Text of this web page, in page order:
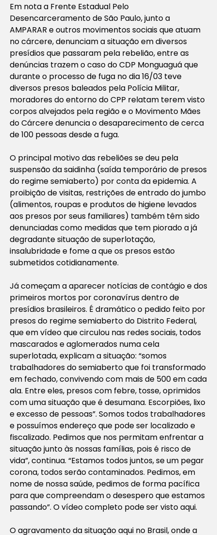
Em nota a Frente Estadual Pelo
Desencarceramento de São Paulo, junto a
AMPARAR e outros movimentos sociais que atuam
no cárcere, denunciam a situação em diversos
presídios que passaram pela rebelião, entre as
denúncias trazem o caso do CDP Monguaguá que
durante o processo de fuga no dia 16/03 teve
diversos presos baleados pela Polícia Militar,
moradores do entorno do CPP relatam terem visto
corpos alvejados pela região e o Movimento Mães
do Cárcere denuncia o desaparecimento de cerca
de 100 pessoas desde a fuga.
O principal motivo das rebeliões se deu pela
suspensão da saidinha (saída temporário de presos
do regime semiaberto) por conta da epidemia. A
proibição de visitas, restrições de entrado do jumbo
(alimentos, roupas e produtos de higiene levados
aos presos por seus familiares) também têm sido
denunciadas como medidas que tem piorado a já
degradante situação de superlotação,
insalubridade e fome a que os presos estão
submetidos cotidianamente.
Já começam a aparecer notícias de contágio e dos
primeiros mortos por coronavírus dentro de
presídios brasileiros. É dramático o pedido feito por
presos do regime semiaberto do Distrito Federal,
que em vídeo que circulou nas redes sociais, todos
mascarados e aglomerados numa cela
superlotada, explicam a situação: “somos
trabalhadores do semiaberto que foi transformado
em fechado, convivendo com mais de 500 em cada
ala. Entre eles, presos com febre, tosse, oprimidos
com uma situação que é desumana. Escorpiões, lixo
e excesso de pessoas”. Somos todos trabalhadores
e possuímos endereço que pode ser localizado e
fiscalizado. Pedimos que nos permitam enfrentar a
situação junto às nossas famílias, pois é risco de
vida”, continua. “Estamos todos juntos, se um pegar
corona, todos serão contaminados. Pedimos, em
nome de nossa saúde, pedimos de forma pacífica
para que compreendam o desespero que estamos
passando”. O vídeo completo pode ser visto aqui.
O agravamento da situação aqui no Brasil, onde a